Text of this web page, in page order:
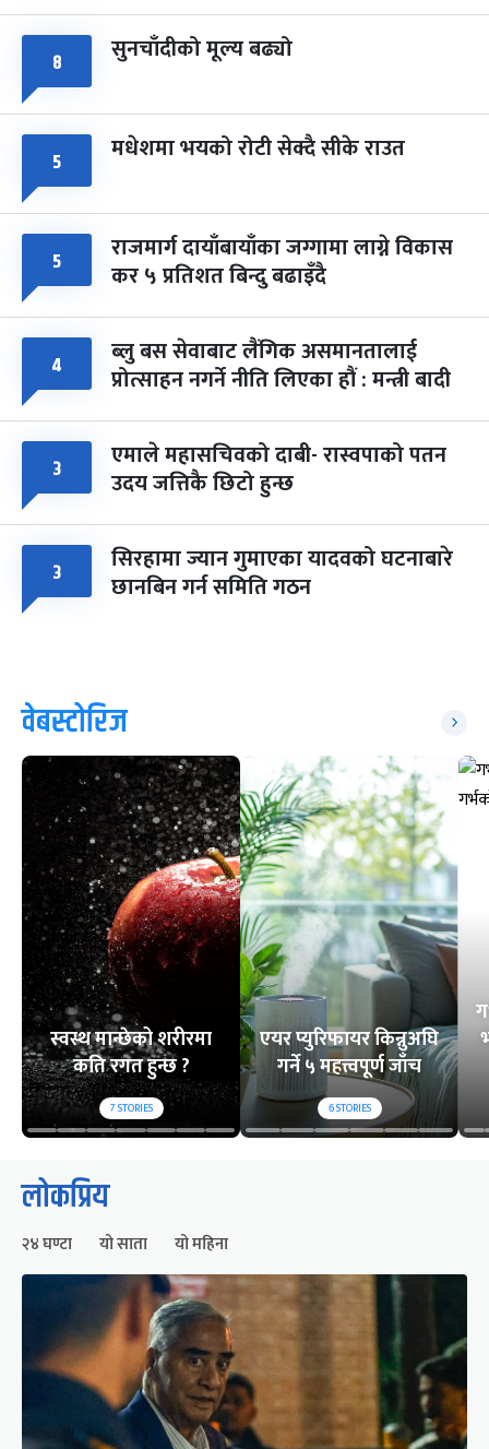
८ सुनचाँदीको मूल्य बढ्यो
५ मधेशमा भयको रोटी सेक्दै सीके राउत
५ राजमार्ग दायाँबायाँका जग्गामा लाग्ने विकास
कर ५ प्रतिशत बिन्दु बढाइँदै
४ ब्लु बस सेवाबाट लैंगिक असमानतालाई
प्रोत्साहन नगर्ने नीति लिएका हौं : मन्त्री बादी
३ एमाले महासचिवको दाबी- रास्वपाको पतन
उदय जत्तिकै छिटो हुन्छ
३ सिरहामा ज्यान गुमाएका यादवको घटनाबारे
छानबिन गर्न समिति गठन
वेबस्टोरिज
स्वस्थ मान्छेको शरीरमा
कति रगत हुन्छ ?
7STORIES
एयर प्युरिफायर किन्नुअघि
गर्ने ५ महत्त्वपूर्ण जाँच
6STORIES
लोकप्रिय
२४ घण्टा यो साता यो महिना